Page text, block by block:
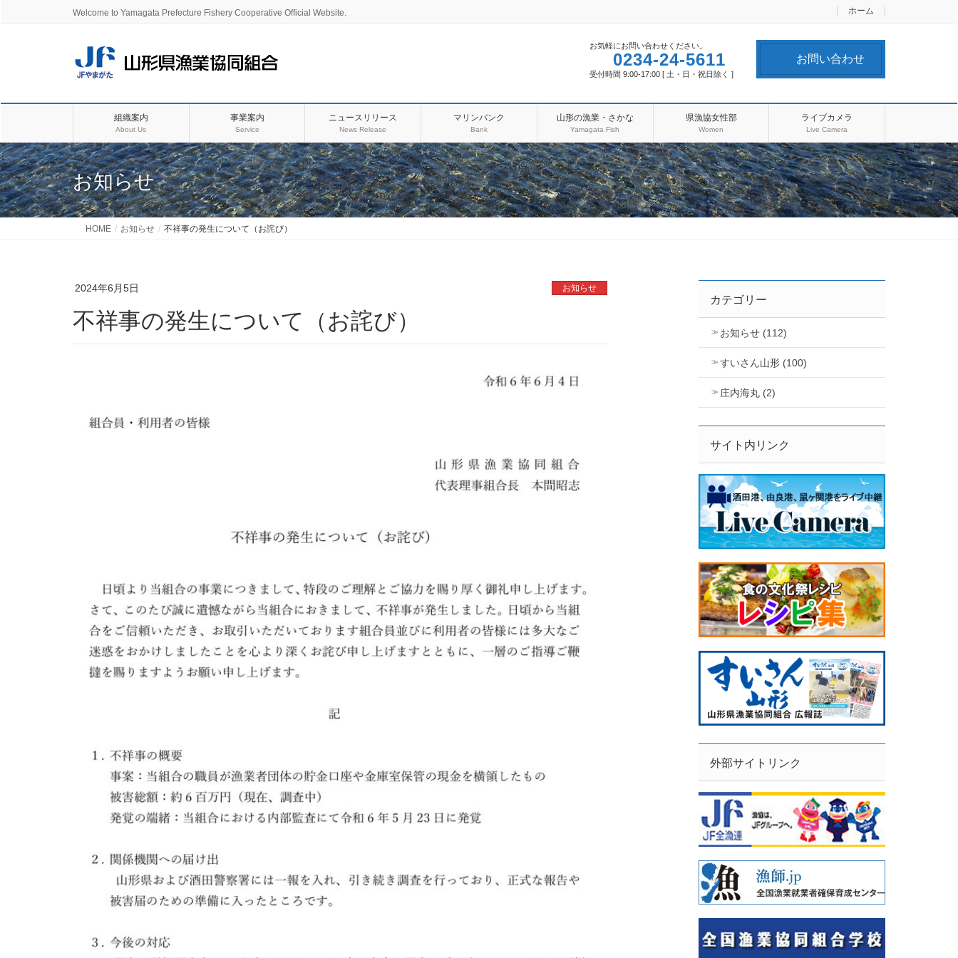
Welcome to Yamagata Prefecture Fishery Cooperative Official Website. ホーム
お気軽にお問い合わせください。
0234-24-5611
受付時間 9:00-17:00 [ 土・日・祝日除く ]
お問い合わせ
組織案内
About Us
事業案内
Service
ニュースリリース
News Release
マリンバンク
Bank
山形の漁業・さかな
Yamagata Fish
県漁協女性部
Women
ライブカメラ
Live Camera
お知らせ
HOME お知らせ 不祥事の発生について（お詫び）
2024年6月5日 お知らせ
不祥事の発生について（お詫び）
カテゴリー
お知らせ (112)
すいさん山形 (100)
庄内海丸 (2)
サイト内リンク
外部サイトリンク